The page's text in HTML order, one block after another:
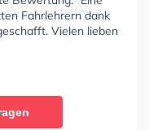
Fahrlehrern dank
Vielen lieben